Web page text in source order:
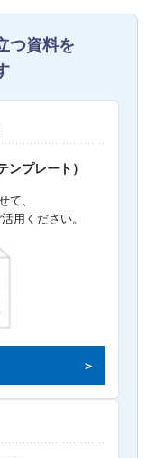
つ資料を
ンプレート）
て、
用ください。